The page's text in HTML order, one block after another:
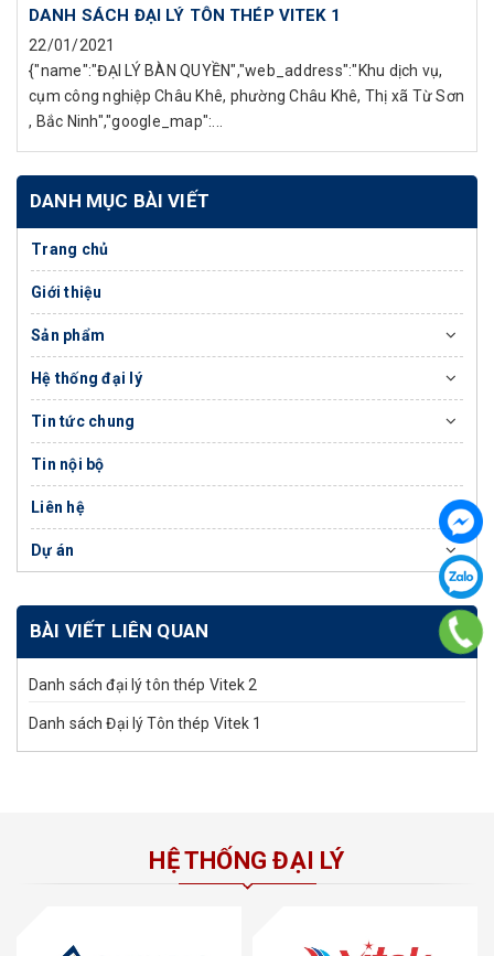
DANH SÁCH ĐẠI LÝ TÔN THÉP VITEK 1
22/01/2021
{"name":"ĐẠI LÝ BÀN QUYỀN","web_address":"Khu dịch vụ,
cụm công nghiệp Châu Khê, phường Châu Khê, Thị xã Từ Sơn
, Bắc Ninh","google_map":...
DANH MỤC BÀI VIẾT
Trang chủ
Giới thiệu
Sản phẩm
Hệ thống đại lý
Tin tức chung
Tin nội bộ
Liên hệ
Dự án
BÀI VIẾT LIÊN QUAN
Danh sách đại lý tôn thép Vitek 2
Danh sách Đại lý Tôn thép Vitek 1
HỆ THỐNG ĐẠI LÝ